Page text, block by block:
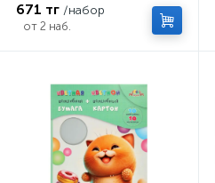
бумаги
671 тг /набор
от 2 наб.